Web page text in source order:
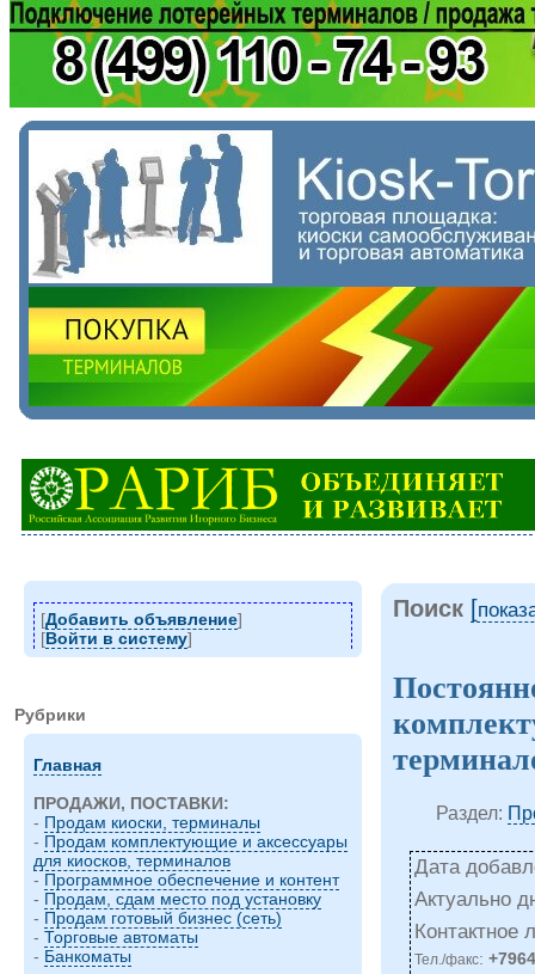
[Добавить объявление]
[Войти в систему]
Рубрики
Главная
ПРОДАЖИ, ПОСТАВКИ:
- Продам киоски, терминалы
- Продам комплектующие и аксессуары
для киосков, терминалов
- Программное обеспечение и контент
- Продам, сдам место под установку
- Продам готовый бизнес (сеть)
- Торговые автоматы
- Банкоматы
Поиск [
Раздел:
Дата
Актуально
Контактное
Тел./факс: